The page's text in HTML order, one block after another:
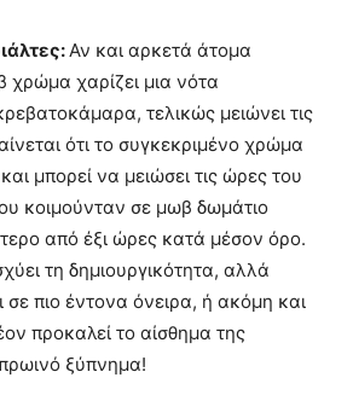
Αν και αρκετά άτομα
χρώμα χαρίζει μια νότα
τελικώς μειώνει τις
ότι το συγκεκριμένο χρώμα
μπορεί να μειώσει τις ώρες του
κοιμούνταν σε μωβ δωμάτιο
από έξι ώρες κατά μέσον όρο.
τη δημιουργικότητα, αλλά
σε πιο έντονα όνειρα, ή ακόμη και
προκαλεί το αίσθημα της
ξύπνημα!